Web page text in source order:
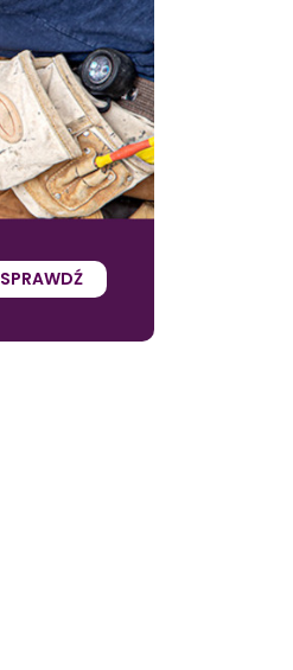
SPRAWDŹ